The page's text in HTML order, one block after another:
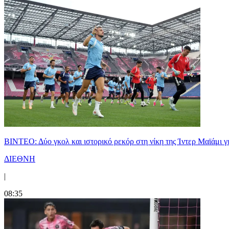
ΒΙΝΤΕΟ: Δύο γκολ και ιστορικό ρεκόρ στη νίκη της Ίντερ Μαϊάμι
ΔΙΕΘΝΗ
|
08:35